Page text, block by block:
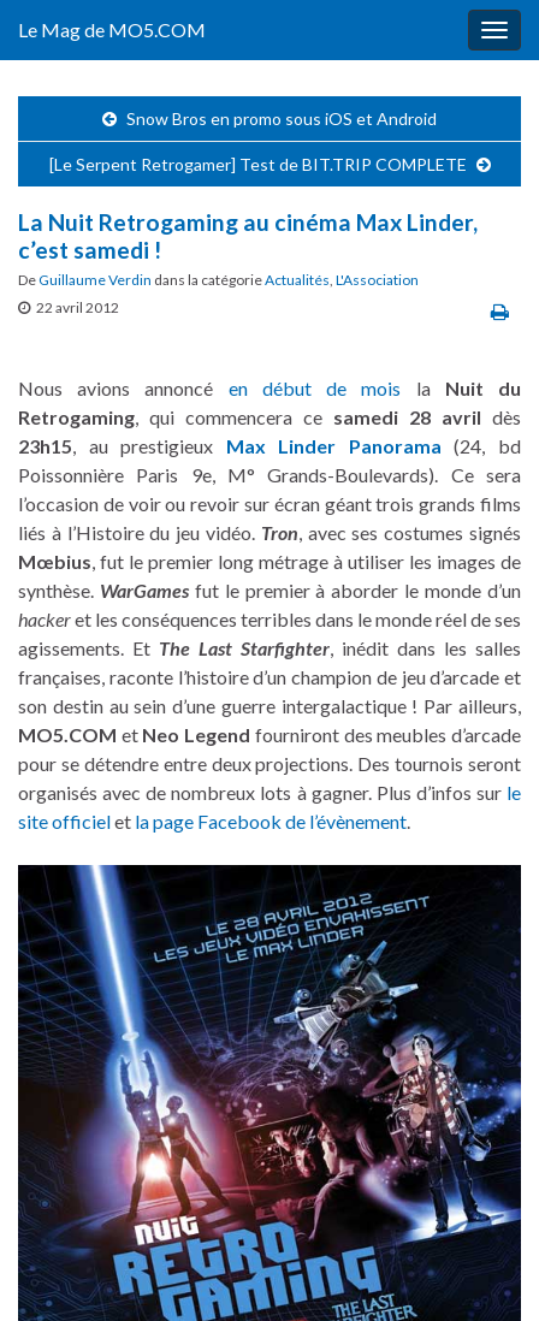
Le Mag de MO5.COM
Snow Bros en promo sous iOS et Android
[Le Serpent Retrogamer] Test de BIT.TRIP COMPLETE
La Nuit Retrogaming au cinéma Max Linder,
c’est samedi !
DeGuillaume Verdin dans la catégorieActualités, L'Association
22 avril 2012
Nous avions annoncé en début de mois la Nuit du
Retrogaming, qui commencera ce samedi 28 avril dès
23h15, au prestigieux Max Linder Panorama (24, bd
Poissonnière Paris 9e, M° Grands-Boulevards). Ce sera
l’occasion de voir ou revoir sur écran géant trois grands films
liés à l’Histoire du jeu vidéo. Tron, avec ses costumes signés
Mœbius, fut le premier long métrage à utiliser les images de
synthèse. WarGamesfut le premier à aborder le monde d’un
hackeret les conséquences terribles dans le monde réel de ses
agissements. Et The Last Starfighter, inédit dans les salles
françaises, raconte l’histoire d’un champion de jeu d’arcade et
son destin au sein d’une guerre intergalactique ! Par ailleurs,
MO5.COM et Neo Legend fourniront des meubles d’arcade
pour se détendre entre deux projections. Des tournois seront
organisés avec de nombreux lots à gagner. Plus d’infos sur le
site officielet la page Facebook de l’évènement.